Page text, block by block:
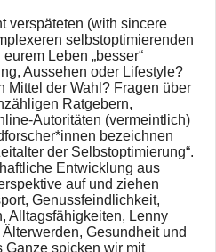
verspäteten (with sincere
selbstoptimierenden
Leben „besser“
Aussehen oder Lifestyle?
Mittel der Wahl? Fragen über
Ratgebern,
Autoritäten (vermeintlich)
bezeichnen
der Selbstoptimierung“.
Entwicklung aus
auf und ziehen
Genussfeindlichkeit,
Alltagsfähigkeiten, Lenny
Gesundheit und
Ganze spicken wir mit